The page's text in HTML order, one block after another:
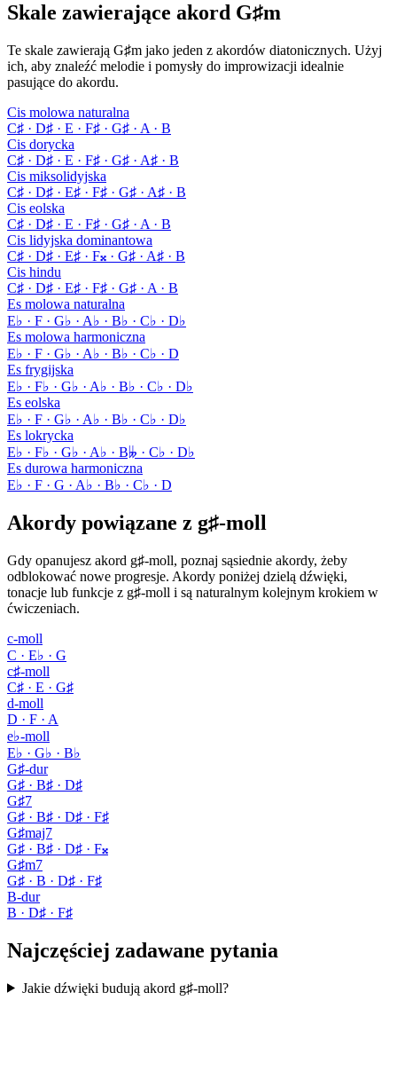
Skale zawierające akord G♯m
Te skale zawierają G♯m jako jeden z akordów diatonicznych. Użyj
ich, aby znaleźć melodie i pomysły do improwizacji idealnie
pasujące do akordu.
Cis molowa naturalna
C♯ · D♯ · E · F♯ · G♯ · A · B
Cis dorycka
C♯ · D♯ · E · F♯ · G♯ · A♯ · B
Cis miksolidyjska
C♯ · D♯ · E♯ · F♯ · G♯ · A♯ · B
Cis eolska
C♯ · D♯ · E · F♯ · G♯ · A · B
Cis lidyjska dominantowa
C♯ · D♯ · E♯ · F𝄪 · G♯ · A♯ · B
Cis hindu
C♯ · D♯ · E♯ · F♯ · G♯ · A · B
Es molowa naturalna
E♭ · F · G♭ · A♭ · B♭ · C♭ · D♭
Es molowa harmoniczna
E♭ · F · G♭ · A♭ · B♭ · C♭ · D
Es frygijska
E♭ · F♭ · G♭ · A♭ · B♭ · C♭ · D♭
Es eolska
E♭ · F · G♭ · A♭ · B♭ · C♭ · D♭
Es lokrycka
E♭ · F♭ · G♭ · A♭ · B𝄫 · C♭ · D♭
Es durowa harmoniczna
E♭ · F · G · A♭ · B♭ · C♭ · D
Akordy powiązane z g♯-moll
Gdy opanujesz akord g♯-moll, poznaj sąsiednie akordy, żeby
odblokować nowe progresje. Akordy poniżej dzielą dźwięki,
tonacje lub funkcje z g♯-moll i są naturalnym kolejnym krokiem w
ćwiczeniach.
c-moll
C · E♭ · G
c♯-moll
C♯ · E · G♯
d-moll
D · F · A
e♭-moll
E♭ · G♭ · B♭
G♯-dur
G♯ · B♯ · D♯
G♯7
G♯ · B♯ · D♯ · F♯
G♯maj7
G♯ · B♯ · D♯ · F𝄪
G♯m7
G♯ · B · D♯ · F♯
B-dur
B · D♯ · F♯
Najczęściej zadawane pytania
Jakie dźwięki budują akord g♯-moll?